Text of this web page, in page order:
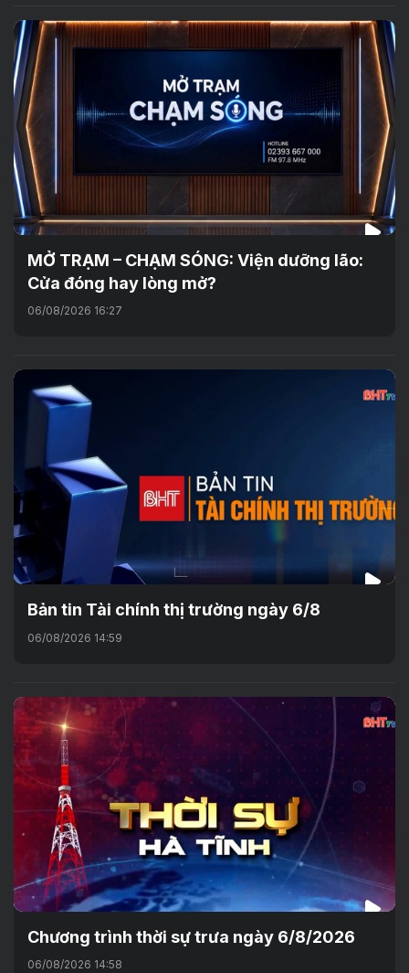
MỞ TRẠM – CHẠM SÓNG: Viện dưỡng lão:
Cửa đóng hay lòng mở?
06/08/2026 16:27
Bản tin Tài chính thị trường ngày 6/8
06/08/2026 14:59
Chương trình thời sự trưa ngày 6/8/2026
06/08/2026 14:58